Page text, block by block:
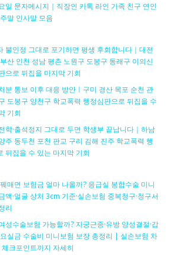
일 문자메시지｜직장인 카톡 라인 가족 친구 연인
말 인사말 모음
불인정 그대로 포기하면 평생 후회합니다｜대전
산 인천 성남 평촌 노원구 도봉구 동래구 이의신
으로 뒤집을 마지막 기회
분 통보 이후 대응 방안ㅣ구미 경산 목포 순천 관
도봉구 양천구 학교폭력 행정심판으로 뒤집을 수
기회
학·출석정지 그대로 두면 학생부 끝납니다｜하남
주 동두천 포천 판교 구리 김해 진주 학교폭력 행
뒤집을 수 있는 마지막 기회
매면 보험금 얼마 나올까? 응급실 봉합수술 미니
액·얼굴 상처 3cm 기준·실손보험 중복청구·청구서
리
성수술보험 가능할까? 자궁근종·유방 양성결절·갑
실금 수술비 미니보험 보장 총정리 | 실손보험 차
체크포인트까지 자세히